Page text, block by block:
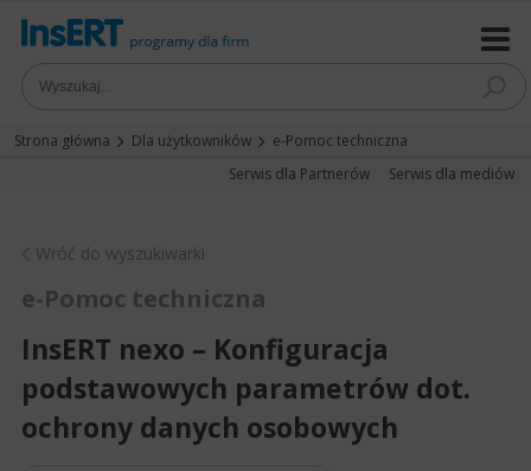
Strona główna Dla użytkowników
e-Pomoc techniczna
Serwis dla Partnerów
Serwis dla mediów
Wróć do wyszukiwarki
e-Pomoc techniczna
InsERT nexo – Konfiguracja
podstawowych parametrów dot.
ochrony danych osobowych